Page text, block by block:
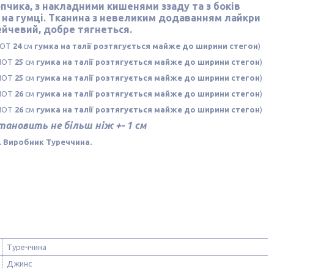
з накладними кишенями ззаду та з боків
гумці. Тканина з невеликим додаванням лайкри
добре тягнеться.
24см гумка на талії розтягується майже до ширини стегон)
25 см гумка на талії розтягується майже до ширини стегон)
25 см гумка на талії розтягується майже до ширини стегон)
26 см гумка на талії розтягується майже до ширини стегон)
26 см гумка на талії розтягується майже до ширини стегон)
не більш ніж +- 1 см
Виробник Туреччина.
Туреччина
Джинс